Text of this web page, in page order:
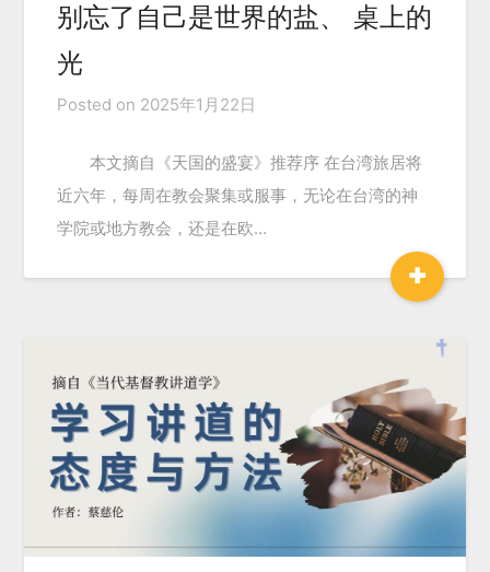
别忘了自己是世界的盐、 桌上的
光
Posted on 2025年1月22日
本文摘自《天国的盛宴》推荐序 在台湾旅居将
近六年，每周在教会聚集或服事，无论在台湾的神
学院或地方教会，还是在欧…
+